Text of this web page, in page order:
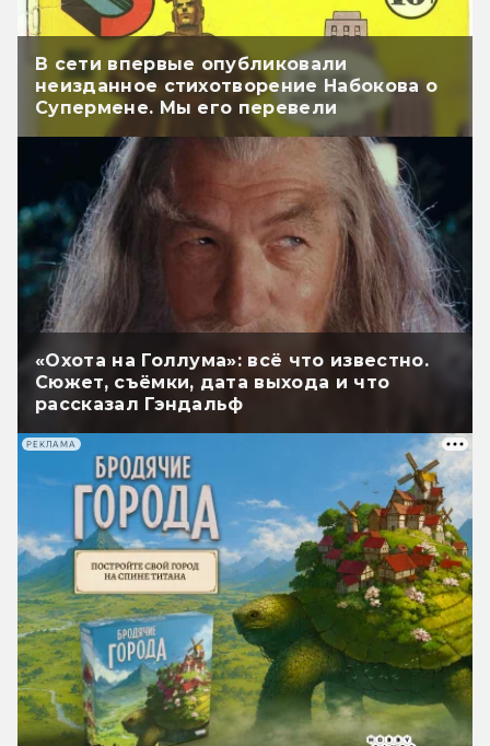
В сети впервые опубликовали
неизданное стихотворение Набокова о
Супермене. Мы его перевели
«Охота на Голлума»: всё что известно.
Сюжет, съёмки, дата выхода и что
рассказал Гэндальф
РЕКЛАМА